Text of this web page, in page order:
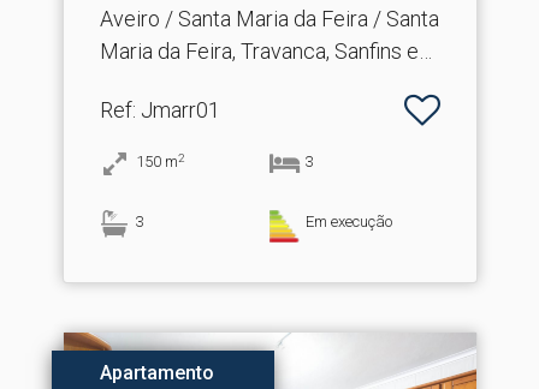
Aveiro / Santa Maria da Feira / Santa
Maria da Feira, Travanca, Sanfins e
Ref: Jmarr01
150 m2 3
3 Em execução
Apartamento